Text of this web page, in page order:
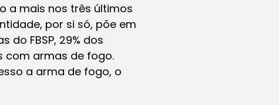
a mais nos três últimos
por si só, põe em
FBSP, 29% dos
com armas de fogo.
a arma de fogo, o